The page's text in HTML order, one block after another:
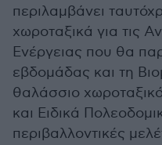
περιλαμβάνει
χωροταξικά για τις
Ενέργειας που θα
εβδομάδας και τη
θαλάσσιο
και Ειδικά
περιβαλλοντικές